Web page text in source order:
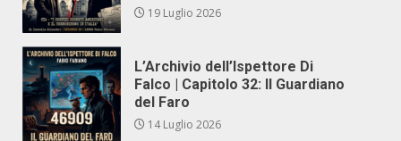
19 Luglio 2026
L’Archivio dell’Ispettore Di
Falco | Capitolo 32: Il Guardiano
del Faro
14 Luglio 2026